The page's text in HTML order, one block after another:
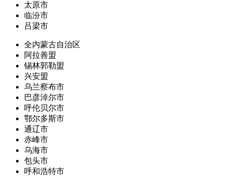
太原市
临汾市
吕梁市
全内蒙古自治区
阿拉善盟
锡林郭勒盟
兴安盟
乌兰察布市
巴彦淖尔市
呼伦贝尔市
鄂尔多斯市
通辽市
赤峰市
乌海市
包头市
呼和浩特市